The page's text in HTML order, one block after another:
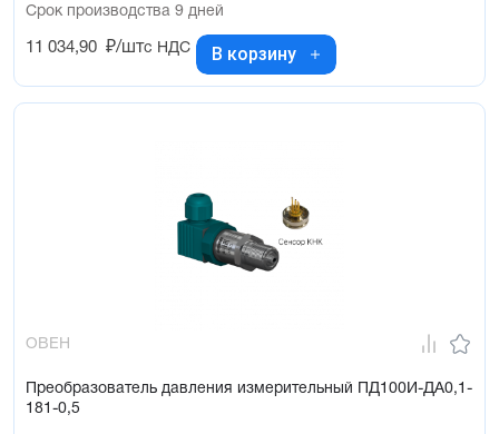
Срок производства 9 дней
11 034,90 ₽/штс НДС В корзину
ОВЕН
Преобразователь давления измерительный ПД100И-ДА0,1-
181-0,5